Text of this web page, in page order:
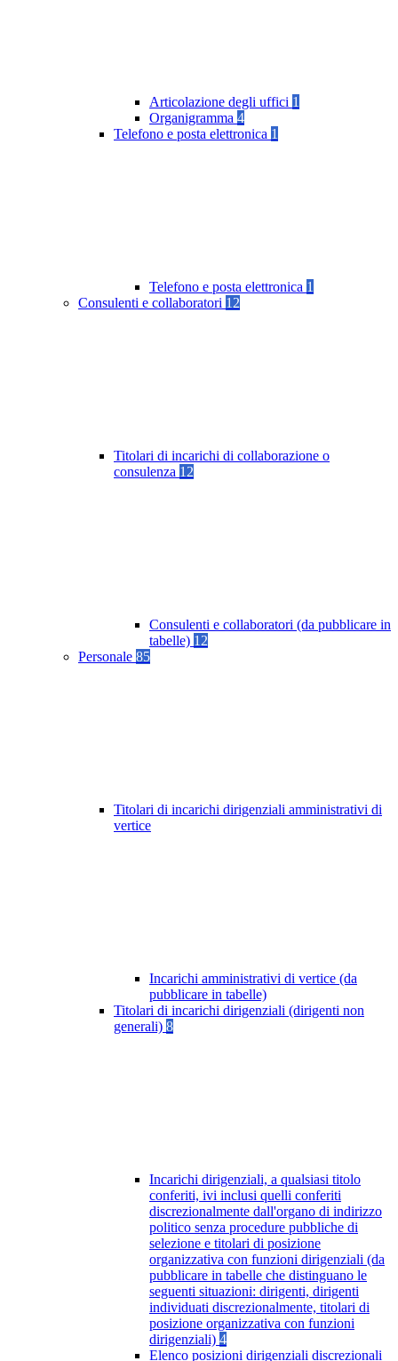
Articolazione degli uffici 1
Organigramma 4
Telefono e posta elettronica 1
Telefono e posta elettronica 1
Consulenti e collaboratori 12
Titolari di incarichi di collaborazione o
consulenza 12
Consulenti e collaboratori (da pubblicare in
tabelle) 12
Personale 85
Titolari di incarichi dirigenziali amministrativi di
vertice
Incarichi amministrativi di vertice (da
pubblicare in tabelle)
Titolari di incarichi dirigenziali (dirigenti non
generali) 8
Incarichi dirigenziali, a qualsiasi titolo
conferiti, ivi inclusi quelli conferiti
discrezionalmente dall'organo di indirizzo
politico senza procedure pubbliche di
selezione e titolari di posizione
organizzativa con funzioni dirigenziali (da
pubblicare in tabelle che distinguano le
seguenti situazioni: dirigenti, dirigenti
individuati discrezionalmente, titolari di
posizione organizzativa con funzioni
dirigenziali) 4
Elenco posizioni dirigenziali discrezionali